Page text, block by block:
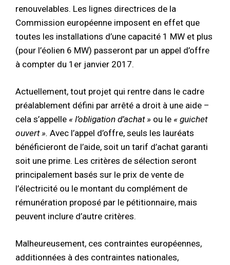
renouvelables. Les lignes directrices de la
Commission européenne imposent en effet que
toutes les installations d’une capacité 1 MW et plus
(pour l’éolien 6 MW) passeront par un appel d’offre
à compter du 1er janvier 2017.
Actuellement, tout projet qui rentre dans le cadre
préalablement défini par arrêté a droit à une aide –
cela s’appelle « l’obligation d’achat » ou le « guichet
ouvert ». Avec l’appel d’offre, seuls les lauréats
bénéficieront de l’aide, soit un tarif d’achat garanti
soit une prime. Les critères de sélection seront
principalement basés sur le prix de vente de
l’électricité ou le montant du complément de
rémunération proposé par le pétitionnaire, mais
peuvent inclure d’autre critères.
Malheureusement, ces contraintes européennes,
additionnées à des contraintes nationales,